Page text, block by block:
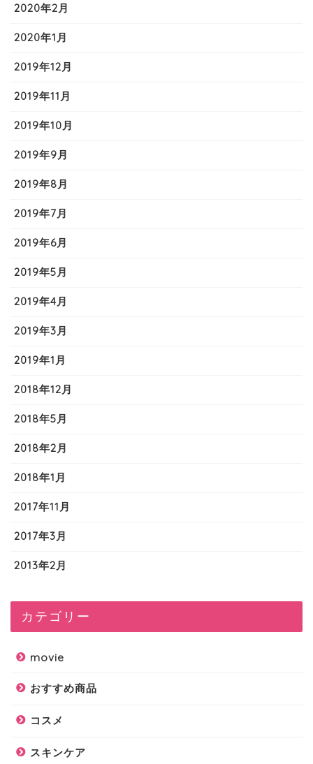
2020年2月
2020年1月
2019年12月
2019年11月
2019年10月
2019年9月
2019年8月
2019年7月
2019年6月
2019年5月
2019年4月
2019年3月
2019年1月
2018年12月
2018年5月
2018年2月
2018年1月
2017年11月
2017年3月
2013年2月
カテゴリー
movie
おすすめ商品
コスメ
スキンケア